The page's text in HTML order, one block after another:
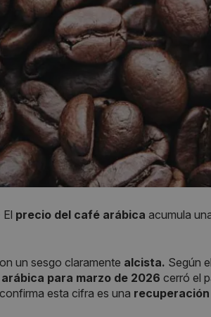
precio del café arábica acumula
un sesgo claramente alcista. Según
para marzo de 2026 cerró el
esta cifra es una